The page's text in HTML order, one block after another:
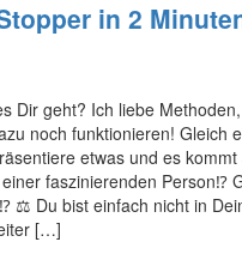
in 2
Dir geht? Ich liebe
noch funktionieren! Gleich
etwas und es
faszinierenden Person⁉️
⚖️ Du bist einfach nicht in
[…]